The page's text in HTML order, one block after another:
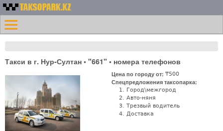
содержанию
Номера
такси
Казахстана -
Таксопарк.KZ
Меню
Главная
Контакты
Такси в г. Нур-Султан • "661" • номера телефонов
Цена по городу от: ₸500
Спецпредложения таксопарка:
Город\межгород
Авто-няня
Трезвый водитель
Доставка